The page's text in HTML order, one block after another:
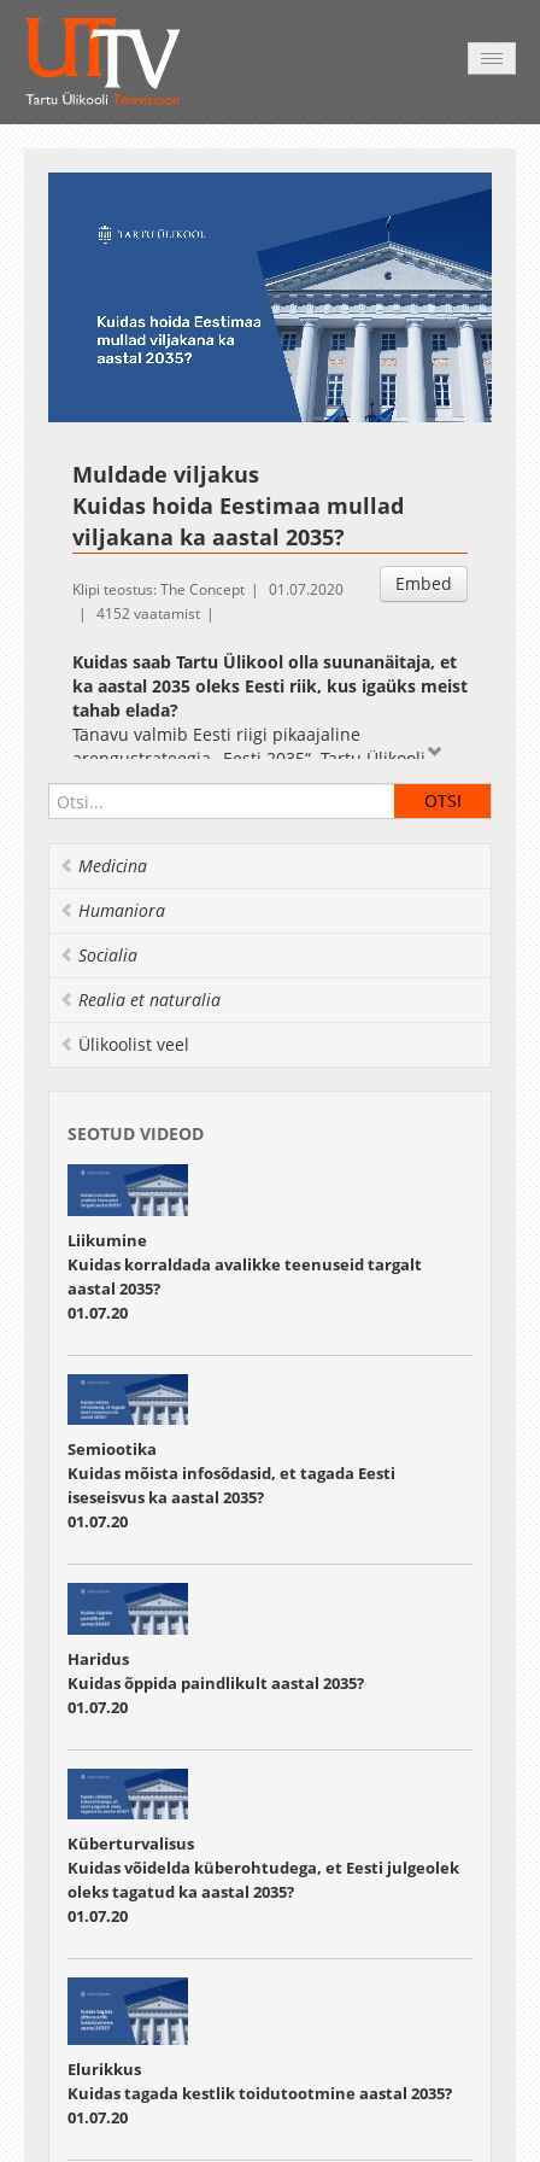
19.16%
EsituskiirusedSubtitlesAuto
Muldade viljakus
Kuidas hoida Eestimaa mullad
viljakana ka aastal 2035?
Embed
Klipi teostus: The Concept
01.07.2020
4152 vaatamist
Kuidas saab Tartu Ülikool olla suunanäitaja, et
ka aastal 2035 oleks Eesti riik, kus igaüks meist
tahab elada?
Tänavu valmib Eesti riigi pikaajaline
arengustrateegia „Eesti 2035“. Tartu Ülikooli
teadlased räägivad, millised on Eesti olulised
arenguvajadused nende eriala vaatepunktist ja
eesmärkide täitumisele
liigirikkusest elab mullas ning igaühel neist on
tehtavad teod või tegemata jätmised võivad küll
näida ja vahel ollagi tülikad, kuid ajapikku
muutuvad need paratamatult
möödapääsmatuks. Tartu Ülikooli taimeökoloog
piisavalt elanikke.
Medicina
Humaniora
Socialia
Realia et naturalia
Ülikoolist veel
SEOTUD VIDEOD
Liikumine
Kuidas korraldada avalikke teenuseid targalt
aastal 2035?
01.07.20
Semiootika
Kuidas mõista infosõdasid, et tagada Eesti
iseseisvus ka aastal 2035?
01.07.20
Haridus
Kuidas õppida paindlikult aastal 2035?
01.07.20
Küberturvalisus
Kuidas võidelda küberohtudega, et Eesti julgeolek
oleks tagatud ka aastal 2035?
01.07.20
Elurikkus
Kuidas tagada kestlik toidutootmine aastal 2035?
01.07.20